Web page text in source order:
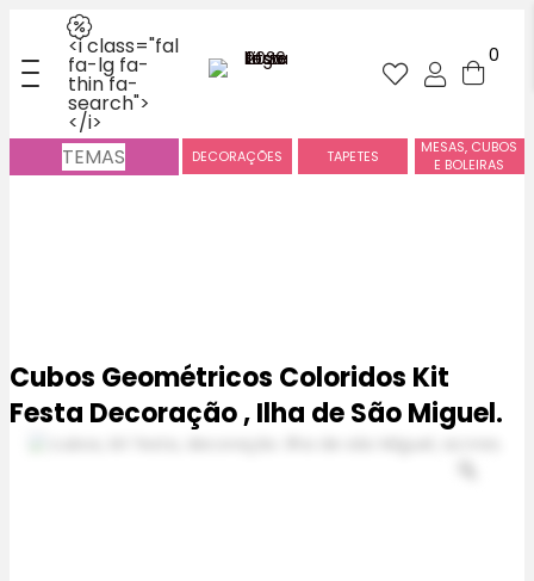
<i class="fal
fa-lg fa-
thin fa-
search">
</i>
0
TEMAS DECORAÇÕES TAPETES
MESAS, CUBOS
E BOLEIRAS
Cubos Geométricos Coloridos Kit
Festa Decoração , Ilha de São Miguel.